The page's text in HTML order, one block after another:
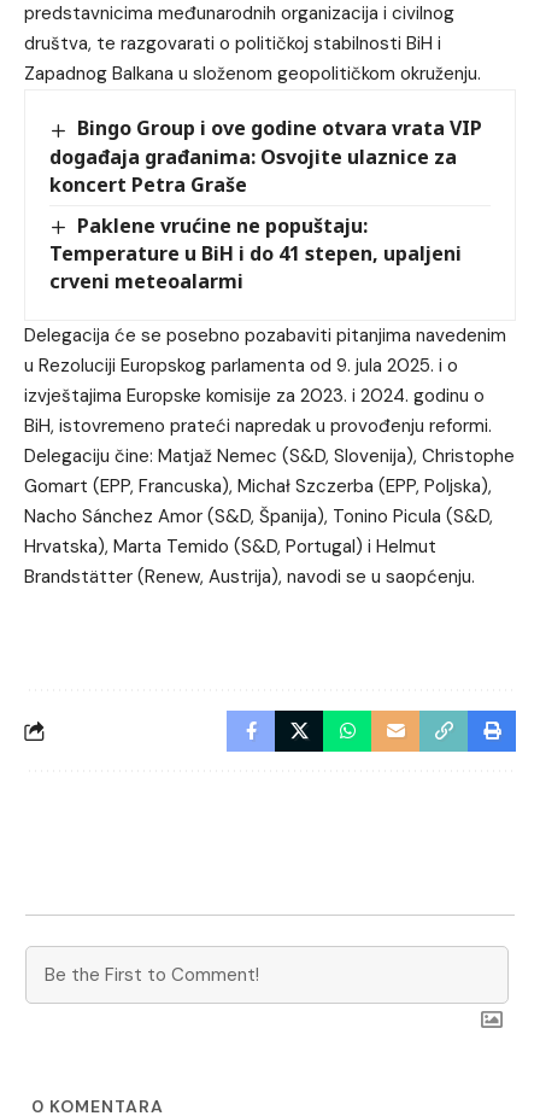
predstavnicima međunarodnih organizacija i civilnog
društva, te razgovarati o političkoj stabilnosti BiH i
Zapadnog Balkana u složenom geopolitičkom okruženju.
Bingo Group i ove godine otvara vrata VIP
događaja građanima: Osvojite ulaznice za
koncert Petra Graše
Paklene vrućine ne popuštaju:
Temperature u BiH i do 41 stepen, upaljeni
crveni meteoalarmi
Delegacija će se posebno pozabaviti pitanjima navedenim
u Rezoluciji Europskog parlamenta od 9. jula 2025. i o
izvještajima Europske komisije za 2023. i 2024. godinu o
BiH, istovremeno prateći napredak u provođenju reformi.
Delegaciju čine: Matjaž Nemec (S&D, Slovenija), Christophe
Gomart (EPP, Francuska), Michał Szczerba (EPP, Poljska),
Nacho Sánchez Amor (S&D, Španija), Tonino Picula (S&D,
Hrvatska), Marta Temido (S&D, Portugal) i Helmut
Brandstätter (Renew, Austrija), navodi se u saopćenju.
0 KOMENTARA